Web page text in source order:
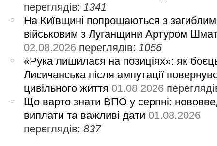
переглядів: 1341
На Київщині попрощаються з загиблим
військовим з Луганщини Артуром
02.08.2026 переглядів: 1056
«Рука лишилася на позиціях»: як
Лисичанська після ампутації
цивільного життя 01.08.2026
Що варто знати ВПО у серпні:
виплати та важливі дати 01.08.2026
переглядів:837